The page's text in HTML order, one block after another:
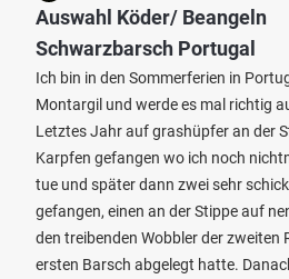
Auswahl Köder/ Beangeln
Schwarzbarsch Portugal
Ich bin in den Sommerferien in
Montargil und werde es mal richtig
Letztes Jahr auf grashüpfer an der
Karpfen gefangen wo ich noch
tue und später dann zwei sehr
gefangen, einen an der Stippe auf
den treibenden Wobbler der zweiten
ersten Barsch abgelegt hatte.